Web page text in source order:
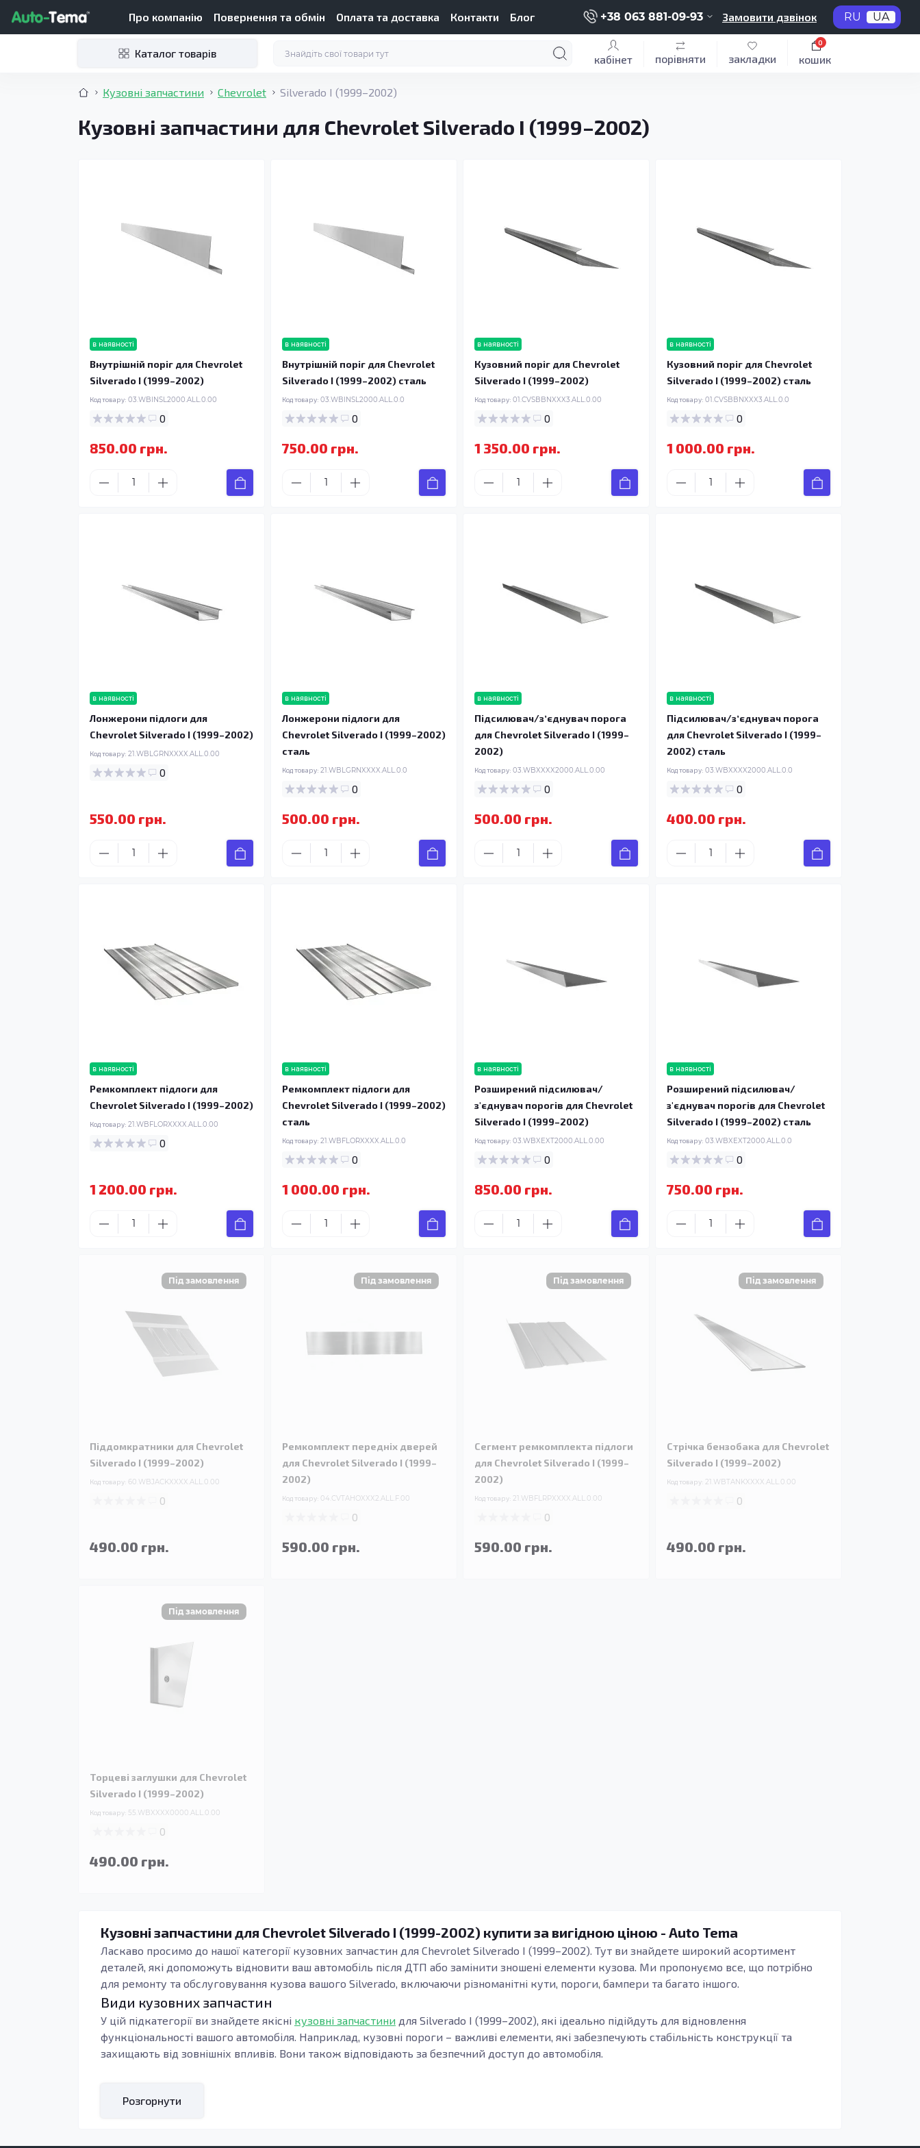
Про компанію Повернення та обмін Оплата та доставка Контакти Блог +38 063 881-09-93 Замовити дзвінок RU UA
Каталог товарів кабінет порівняти закладки кошик
0
Кузовні запчастини Chevrolet Silverado I (1999–2002)
Кузовні запчастини для Chevrolet Silverado I (1999–2002)
в наявності
Внутрішній поріг для Chevrolet
Silverado I (1999–2002)
Код товару: 03.WBINSL2000.ALL.0.00
0
850.00 грн.
в наявності
Внутрішній поріг для Chevrolet
Silverado I (1999–2002) сталь
Код товару: 03.WBINSL2000.ALL.0.0
0
750.00 грн.
в наявності
Кузовний поріг для Chevrolet
Silverado I (1999–2002)
Код товару: 01.CVSBBNXXX3.ALL.0.00
0
1 350.00 грн.
в наявності
Кузовний поріг для Chevrolet
Silverado I (1999–2002) сталь
Код товару: 01.CVSBBNXXX3.ALL.0.0
0
1 000.00 грн.
в наявності
Лонжерони підлоги для
Chevrolet Silverado I (1999–2002)
Код товару: 21.WBLGRNXXXX.ALL.0.00
0
550.00 грн.
в наявності
Лонжерони підлоги для
Chevrolet Silverado I (1999–2002)
сталь
Код товару: 21.WBLGRNXXXX.ALL.0.0
0
500.00 грн.
в наявності
Підсилювач/зʼєднувач порога
для Chevrolet Silverado I (1999–
2002)
Код товару: 03.WBXXXX2000.ALL.0.00
0
500.00 грн.
в наявності
Підсилювач/зʼєднувач порога
для Chevrolet Silverado I (1999–
2002) сталь
Код товару: 03.WBXXXX2000.ALL.0.0
0
400.00 грн.
в наявності
Ремкомплект підлоги для
Chevrolet Silverado I (1999–2002)
Код товару: 21.WBFLORXXXX.ALL.0.00
0
1 200.00 грн.
в наявності
Ремкомплект підлоги для
Chevrolet Silverado I (1999–2002)
сталь
Код товару: 21.WBFLORXXXX.ALL.0.0
0
1 000.00 грн.
в наявності
Розширений підсилювач/
з'єднувач порогів для Chevrolet
Silverado I (1999–2002)
Код товару: 03.WBXEXT2000.ALL.0.00
0
850.00 грн.
в наявності
Розширений підсилювач/
з'єднувач порогів для Chevrolet
Silverado I (1999–2002) сталь
Код товару: 03.WBXEXT2000.ALL.0.0
0
750.00 грн.
Піддомкратники для Chevrolet
Silverado I (1999–2002)
Код товару: 60.WBJACKXXXX.ALL.0.00
0
490.00 грн.
Ремкомплект передніх дверей
для Chevrolet Silverado I (1999–
2002)
Код товару: 04.CVTAHOXXX2.ALL.F.00
0
590.00 грн.
Сегмент ремкомплекта підлоги
для Chevrolet Silverado I (1999–
2002)
Код товару: 21.WBFLRPXXXX.ALL.0.00
0
590.00 грн.
Стрічка бензобака для Chevrolet
Silverado I (1999–2002)
Код товару: 21.WBTANKXXXX.ALL.0.00
0
490.00 грн.
Торцеві заглушки для Chevrolet
Silverado I (1999–2002)
Код товару: 55.WBXXXX0000.ALL.0.00
0
490.00 грн.
Кузовні запчастини для Chevrolet Silverado I (1999-2002) купити за вигідною ціною - Auto Tema
Ласкаво просимо до нашої категорії кузовних запчастин для Chevrolet Silverado I (1999–2002). Тут ви знайдете широкий асортимент
деталей, які допоможуть відновити ваш автомобіль після ДТП або замінити зношені елементи кузова. Ми пропонуємо все, що потрібно
для ремонту та обслуговування кузова вашого Silverado, включаючи різноманітні кути, пороги, бампери та багато іншого.
Види кузовних запчастин
У цій підкатегорії ви знайдете якісні кузовні запчастини для Silverado I (1999–2002), які ідеально підійдуть для відновлення
функціональності вашого автомобіля. Наприклад, кузовні пороги – важливі елементи, які забезпечують стабільність конструкції та
захищають від зовнішніх впливів. Вони також відповідають за безпечний доступ до автомобіля.
відповідають за естетичний вигляд, але й за безпеку на дорозі. Якісні кузовні запчастини виготовляються з оцинкованої сталі, що
Розгорнути